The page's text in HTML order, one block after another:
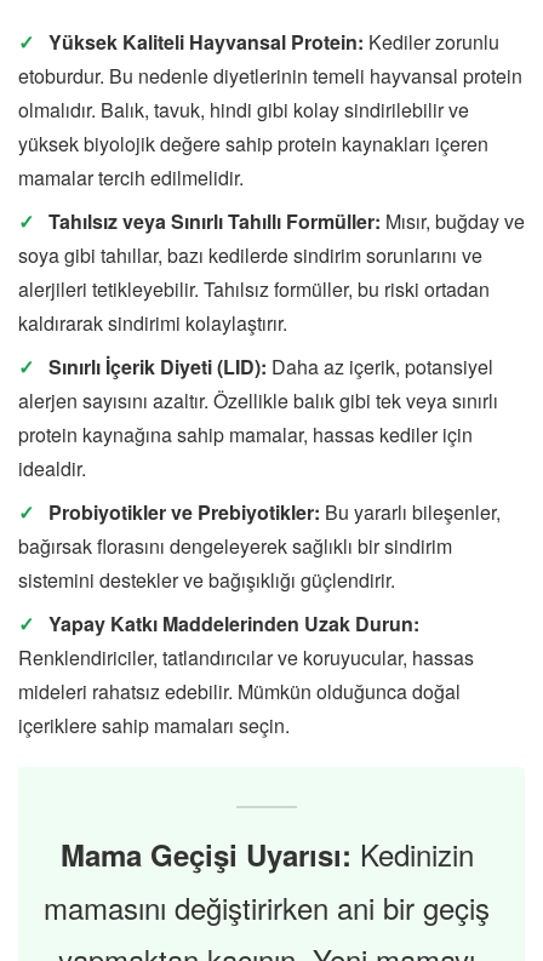
Yüksek Kaliteli Hayvansal Protein: Kediler zorunlu
etoburdur. Bu nedenle diyetlerinin temeli hayvansal protein
olmalıdır. Balık, tavuk, hindi gibi kolay sindirilebilir ve
yüksek biyolojik değere sahip protein kaynakları içeren
mamalar tercih edilmelidir.
Tahılsız veya Sınırlı Tahıllı Formüller: Mısır, buğday ve
soya gibi tahıllar, bazı kedilerde sindirim sorunlarını ve
alerjileri tetikleyebilir. Tahılsız formüller, bu riski ortadan
kaldırarak sindirimi kolaylaştırır.
Sınırlı İçerik Diyeti (LID): Daha az içerik, potansiyel
alerjen sayısını azaltır. Özellikle balık gibi tek veya sınırlı
protein kaynağına sahip mamalar, hassas kediler için
idealdir.
Probiyotikler ve Prebiyotikler: Bu yararlı bileşenler,
bağırsak florasını dengeleyerek sağlıklı bir sindirim
sistemini destekler ve bağışıklığı güçlendirir.
Yapay Katkı Maddelerinden Uzak Durun:
Renklendiriciler, tatlandırıcılar ve koruyucular, hassas
mideleri rahatsız edebilir. Mümkün olduğunca doğal
içeriklere sahip mamaları seçin.
Mama Geçişi Uyarısı: Kedinizin
mamasını değiştirirken ani bir geçiş